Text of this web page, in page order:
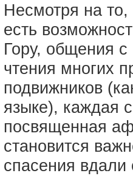
Несмотря на то,
есть
Гору, общения
чтения многих
подвижников
языке), каждая
посвященная
становится
спасения вдали